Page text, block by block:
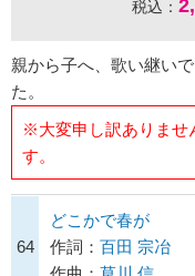
税込：
親から子へ、歌い継い
た。
※大変申し訳ありませ
す。
64
どこかで春が
作詞： 百田 宗冶